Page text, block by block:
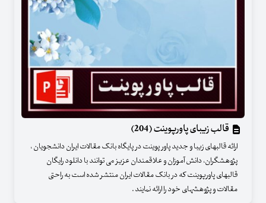
قالب زیبای پاورپوینت (204)
ارائه قالبهای زیبا و جدید پاور پوینت در پایگاه بانک مقالات ایران دانشجویان ،
پژوهشگران، دانش آموزان و علاقمندان عزیز می توانند با دانلود رایگان
قالبهای پاورپوینت که در بانک مقالات ایران منتشر شده است به راحتی
مقالات و پژوهشهای خود را ارائه نمایند .